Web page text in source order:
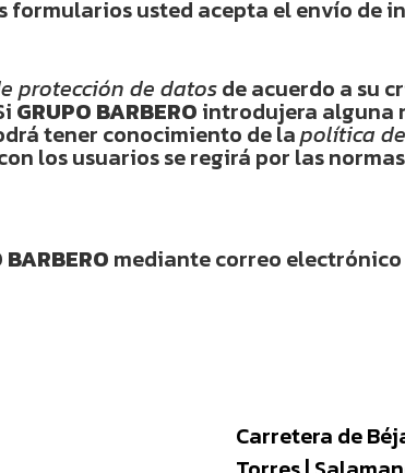
formularios usted acepta el envío de
protección de datosde acuerdo a su
GRUPO BARBERO introdujera alguna
tener conocimiento de lapolítica
los usuarios se regirá por las
BARBEROmediante correo
Carretera de